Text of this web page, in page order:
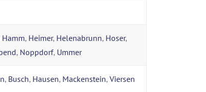
Hamm, Heimer, Helenabrunn, Hoser,
, Noppdorf, Ummer
, Busch, Hausen, Mackenstein, Viersen